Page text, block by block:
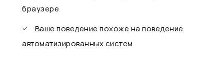
браузере
Ваше поведение похоже на поведение
автоматизированных систем